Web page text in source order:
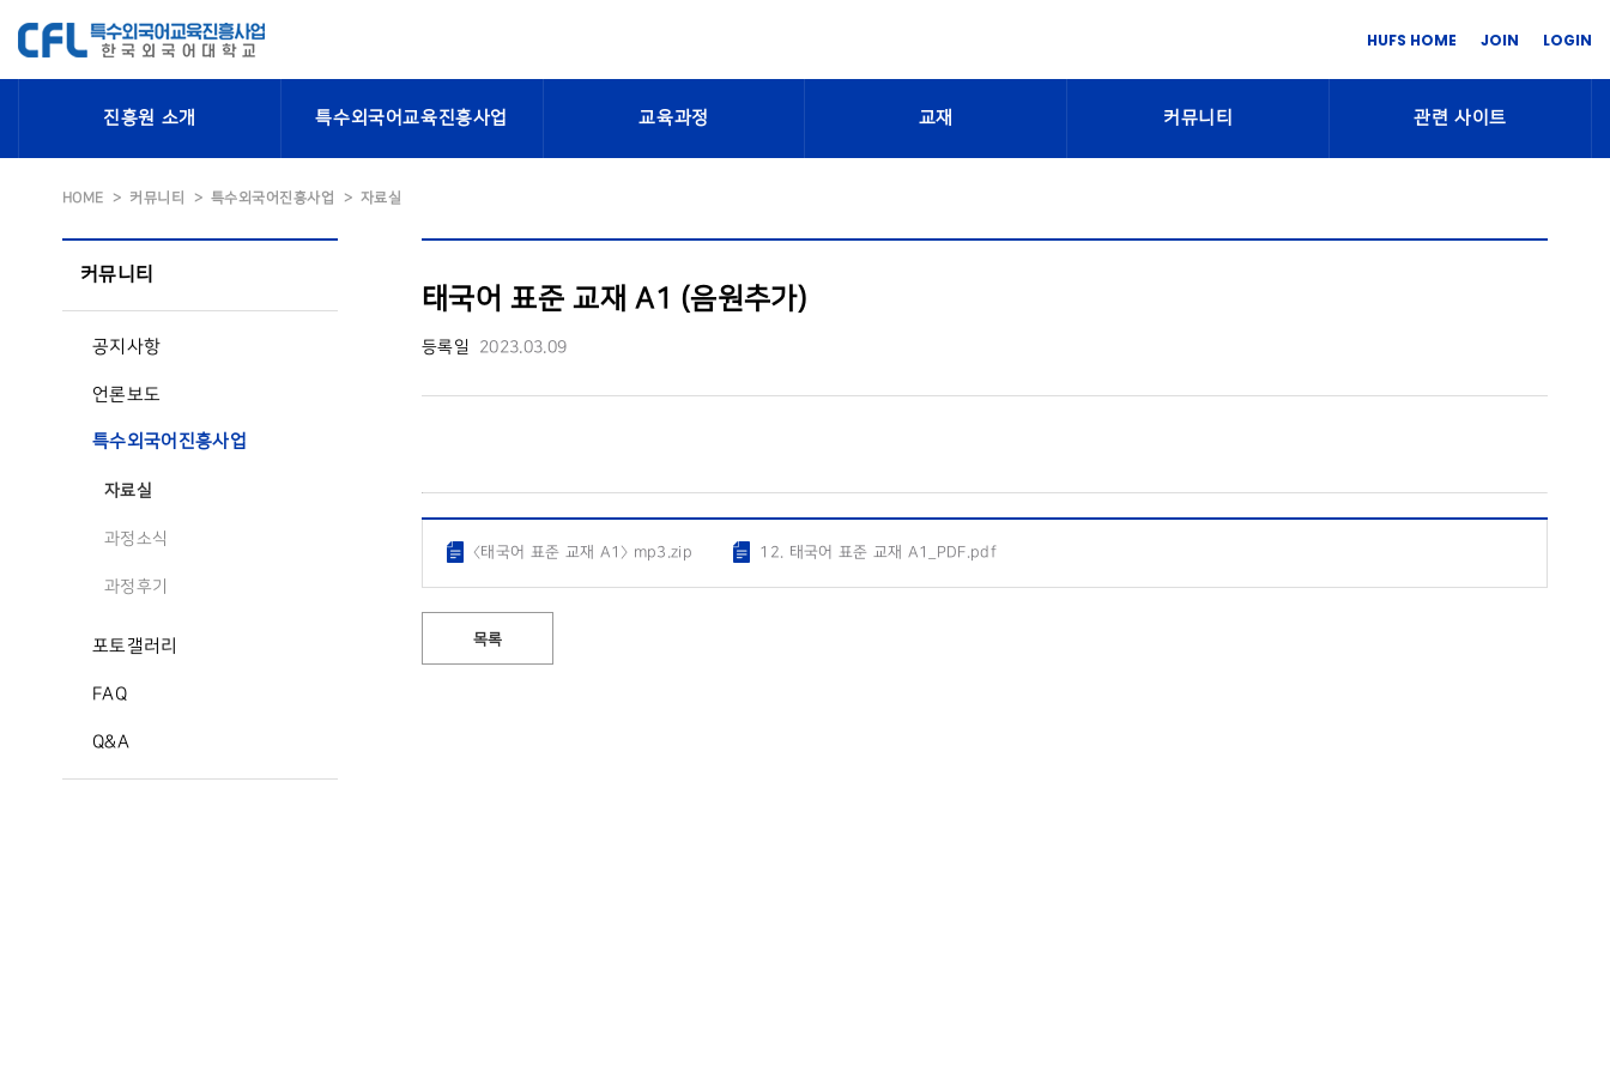
HUFS HOME JOIN LOGIN
진흥원 소개 특수외국어교육진흥사업 교육과정 교재 커뮤니티 관련 사이트
HOME 커뮤니티 특수외국어진흥사업 자료실
커뮤니티
공지사항
언론보도
특수외국어진흥사업
자료실
과정소식
과정후기
포토갤러리
FAQ
Q&A
태국어 표준 교재 A1 (음원추가)
등록일 2023.03.09
〈태국어 표준 교재 A1〉 mp3.zip 12. 태국어 표준 교재 A1_PDF.pdf
목록